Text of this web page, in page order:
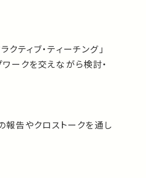
ティブ・ティーチング」
ークを交えながら検討・
報告やクロストークを通し